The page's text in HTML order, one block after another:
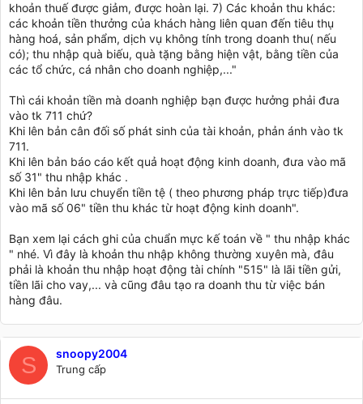
khoản thuế được giảm, được hoàn lại. 7) Các khoản thu khác:
các khoản tiền thưởng của khách hàng liên quan đến tiêu thụ
hàng hoá, sản phẩm, dịch vụ không tính trong doanh thu( nếu
có); thu nhập quà biếu, quà tặng bằng hiện vật, bằng tiền của
các tổ chức, cá nhân cho doanh nghiệp,..."
Thì cái khoản tiền mà doanh nghiệp bạn được hưởng phải đưa
vào tk 711 chứ?
Khi lên bản cân đối số phát sinh của tài khoản, phản ánh vào tk
711.
Khi lên bản báo cáo kết quả hoạt động kinh doanh, đưa vào mã
số 31" thu nhập khác .
Khi lên bản lưu chuyển tiền tệ ( theo phương pháp trực tiếp)đưa
vào mã số 06" tiền thu khác từ hoạt động kinh doanh".
Bạn xem lại cách ghi của chuẩn mực kế toán về " thu nhập khác
" nhé. Vì đây là khoản thu nhập không thường xuyên mà, đâu
phải là khoản thu nhập hoạt động tài chính "515" là lãi tiền gửi,
tiền lãi cho vay,... và cũng đâu tạo ra doanh thu từ việc bán
hàng đâu.
S snoopy2004
Trung cấp